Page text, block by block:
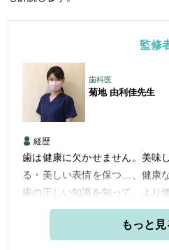
監修
歯科医
菊地 由利佳先生
経歴
歯は健康に欠かせません。美味
る・美しい表情を保つ…、健康
歯の正しい知識を知って、より